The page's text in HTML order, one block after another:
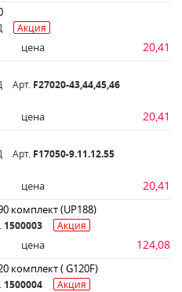
Акция
цена 20,41
Арт. F27020-43,44,45,46
цена 20,41
Арт. F17050-9.11.12.55
цена 20,41
комплект (UP188)
1500003 Акция
цена 124,08
комплект ( G120F)
1500004 Акция